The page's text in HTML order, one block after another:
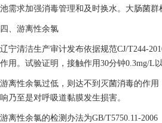
池需求加强消毒管理和及时换水。大肠菌
四、游离性余氯
辽宁清洁生产审计发布依据规范CJ/T244-
作用。试验证明，接触作用30分钟0.3mg/L
游离性余氯过低，则达不到灭菌消毒的作
响乃至是对呼吸道黏膜发生损害。
游离性余氯的检测办法为GB/T5750.11-